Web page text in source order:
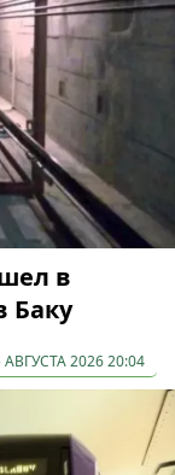
в
Баку
АВГУСТА 2026 20:04